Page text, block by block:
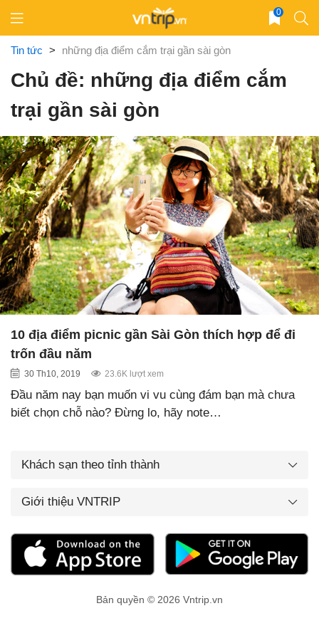
content
0
Tin tức > những địa điểm cắm trại gần sài gòn
Chủ đề: những địa điểm cắm
trại gần sài gòn
10 địa điểm picnic gần Sài Gòn thích hợp để đi
trốn đầu năm
30 Th10, 2019 23.6K lượt xem
Đầu năm nay bạn muốn vi vu cùng đám bạn mà chưa
biết chọn chỗ nào? Đừng lo, hãy note…
Khách sạn theo tỉnh thành
Giới thiệu VNTRIP
Bản quyền © 2026 Vntrip.vn